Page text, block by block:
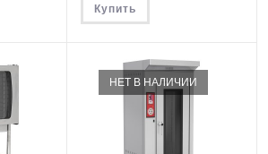
Купить
НЕТ В НАЛИЧИИ